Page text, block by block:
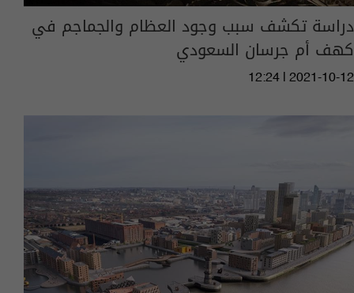
دراسة تكشف سبب وجود العظام والجماجم في
كهف أم جرسان السعودي
12:24 | 2021-10-12